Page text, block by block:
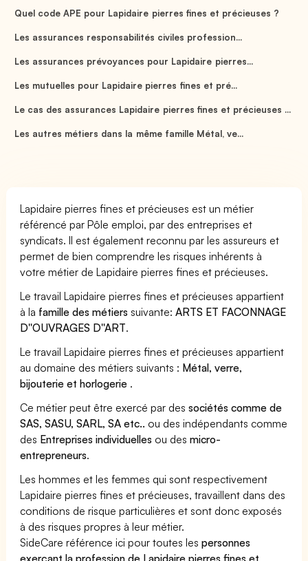
Quel code APE pour Lapidaire pierres fines et précieuses ?
Les assurances responsabilités civiles profession...
Les assurances prévoyances pour Lapidaire pierres...
Les mutuelles pour Lapidaire pierres fines et pré...
Le cas des assurances Lapidaire pierres fines et précieuses ...
Les autres métiers dans la même famille Métal, ve...
Lapidaire pierres fines et précieuses est un métier
référencé par Pôle emploi, par des entreprises et
syndicats. Il est également reconnu par les assureurs et
permet de bien comprendre les risques inhérents à
votre métier de Lapidaire pierres fines et précieuses.
Le travail Lapidaire pierres fines et précieuses appartient
à la famille des métiers suivante:ARTS ET FACONNAGE
D''OUVRAGES D''ART.
Le travail Lapidaire pierres fines et précieuses appartient
au domaine des métiers suivants : Métal, verre,
bijouterie et horlogerie .
Ce métier peut être exercé par dessociétés comme de
SAS, SASU, SARL, SA etc.. ou des indépendants comme
des Entreprises individuelles ou desmicro-
entrepreneurs.
Les hommes et les femmes qui sont respectivement
Lapidaire pierres fines et précieuses, travaillent dans des
conditions de risque particulières et sont donc exposés
à des risques propres à leur métier.
SideCare référence ici pour toutes lespersonnes
exerçant la profession de Lapidaire pierres fines et